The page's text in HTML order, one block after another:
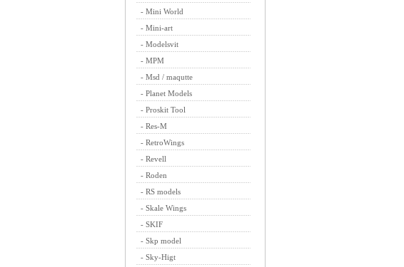
- Mini World
- Mini-art
- Modelsvit
- MPM
- Msd / maqutte
- Planet Models
- Proskit Tool
- Res-M
- RetroWings
- Revell
- Roden
- RS models
- Skale Wings
- SKIF
- Skp model
- Sky-Higt